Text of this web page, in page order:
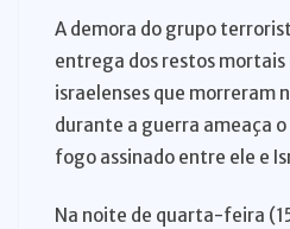
A demora do grupo
entrega dos restos mortais
israelenses que morreram
durante a guerra ameaça
fogo assinado entre ele e
Na noite de quarta-feira